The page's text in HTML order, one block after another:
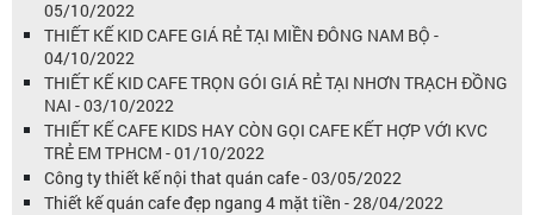
05/10/2022
THIẾT KẾ KID CAFE GIÁ RẺ TẠI MIỀN ĐÔNG NAM BỘ -
04/10/2022
THIẾT KẾ KID CAFE TRỌN GÓI GIÁ RẺ TẠI NHƠN TRẠCH ĐỒNG
NAI - 03/10/2022
THIẾT KẾ CAFE KIDS HAY CÒN GỌI CAFE KẾT HỢP VỚI KVC
TRẺ EM TPHCM - 01/10/2022
Công ty thiết kế nội that quán cafe - 03/05/2022
Thiết kế quán cafe đẹp ngang 4 mặt tiền - 28/04/2022